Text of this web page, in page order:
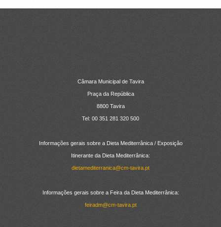
Câmara Municipal de Tavira
Praça da República
8800 Tavira
Tel: 00 351 281 320 500
Informações gerais sobre a Dieta Mediterrânica / Exposição
Itinerante da Dieta Mediterrânica:
dietamediterranica@cm-tavira.pt
Informações gerais sobre a Feira da Dieta Mediterrânica:
feiradm@cm-tavira.pt